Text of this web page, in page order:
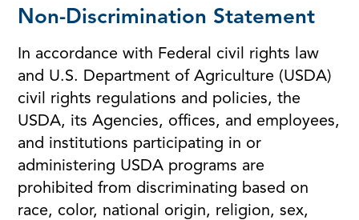
Non-Discrimination Statement
In accordance with Federal civil rights law
and U.S. Department of Agriculture (USDA)
civil rights regulations and policies, the
USDA, its Agencies, offices, and employees,
and institutions participating in or
administering USDA programs are
prohibited from discriminating based on
race, color, national origin, religion, sex,